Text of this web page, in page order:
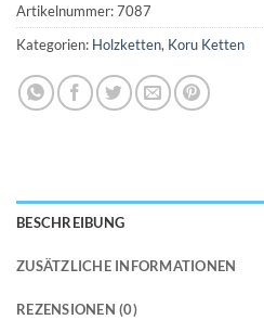
Artikelnummer:7087
Kategorien: Holzketten, Koru Ketten
BESCHREIBUNG
ZUSÄTZLICHE INFORMATIONEN
REZENSIONEN (0)